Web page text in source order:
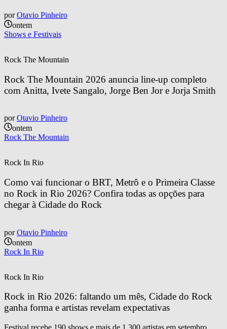
por Otavio Pinheiro
ontem
Shows e Festivais
Rock The Mountain
Rock The Mountain 2026 anuncia line-up completo
com Anitta, Ivete Sangalo, Jorge Ben Jor e Jorja Smith
por Otavio Pinheiro
ontem
Rock The Mountain
Rock In Rio
Como vai funcionar o BRT, Metrô e o Primeira Classe
no Rock in Rio 2026? Confira todas as opções para
chegar à Cidade do Rock
por Otavio Pinheiro
ontem
Rock In Rio
Rock In Rio
Rock in Rio 2026: faltando um mês, Cidade do Rock
ganha forma e artistas revelam expectativas